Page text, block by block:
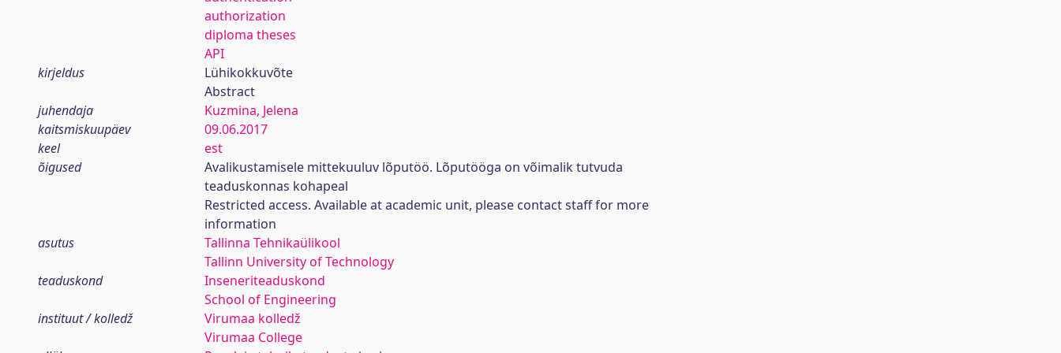
authorization
diploma theses
API
kirjeldus
Lühikokkuvõte
Abstract
juhendaja
Kuzmina, Jelena
kaitsmiskuupäev
09.06.2017
keel
est
õigused
Avalikustamisele mittekuuluv lõputöö. Lõputööga on võimalik tutvuda
teaduskonnas kohapeal
Restricted access. Available at academic unit, please contact staff for more
information
asutus
Tallinna Tehnikaülikool
Tallinn University of Technology
teaduskond
Inseneriteaduskond
School of Engineering
instituut / kolledž
Virumaa kolledž
Virumaa College